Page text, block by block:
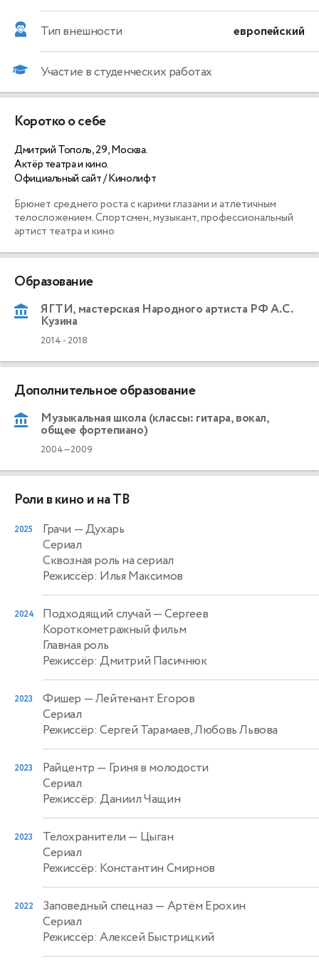
Тип внешности европейский
Участие в студенческих работах
Коротко о себе
Дмитрий Тополь, 29, Москва.
Актёр театра и кино.
Официальный сайт / Кинолифт
Брюнет среднего роста с карими глазами и атлетичным
телосложением. Спортсмен, музыкант, профессиональный
артист театра и кино
Образование
ЯГТИ, мастерская Народного артиста РФ А.С.
Кузина
2014 - 2018
Дополнительное образование
Музыкальная школа (классы: гитара, вокал,
общее фортепиано)
2004—2009
Роли в кино и на ТВ
2025 Грачи — Духарь
Сериал
Сквозная роль на сериал
Режиссёр: Илья Максимов
2024 Подходящий случай — Сергеев
Короткометражный фильм
Главная роль
Режиссёр: Дмитрий Пасичнюк
2023 Фишер — Лейтенант Егоров
Сериал
Режиссёр: Сергей Тарамаев, Любовь Львова
2023 Райцентр — Гриня в молодости
Сериал
Режиссёр: Даниил Чащин
2023 Телохранители — Цыган
Сериал
Режиссёр: Константин Смирнов
2022 Заповедный спецназ — Артём Ерохин
Сериал
Режиссёр: Алексей Быстрицкий